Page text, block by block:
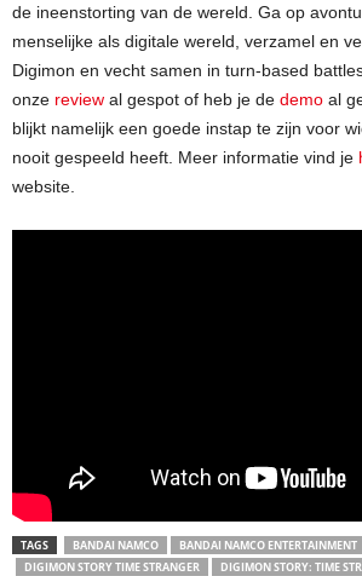
de ineenstorting van de wereld. Ga op
menselijke als digitale wereld, verzamel en
Digimon en vecht samen in turn-based
onze review al gespot of heb je de demo al
blijkt namelijk een goede instap te zijn voor
nooit gespeeld heeft. Meer informatie vind je
website.
TAGS BANDAI NAMCO
BANDAI NAMCO ENTERTAINMENT
DIGIMON STORY TIME STRANGER
DIGIMON STORY: TIME